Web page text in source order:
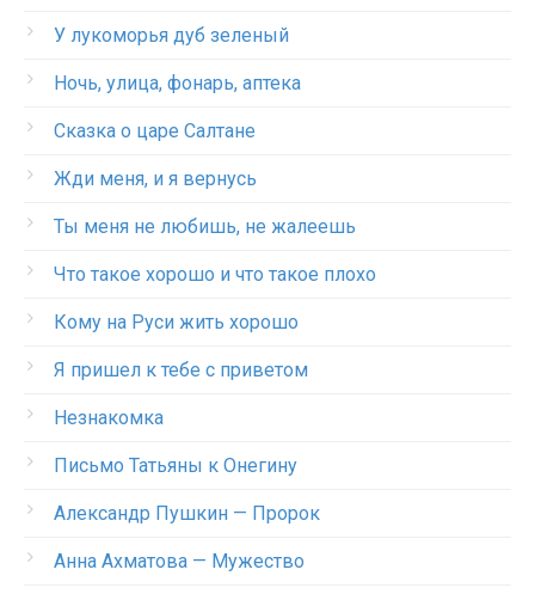
У лукоморья дуб зеленый
Ночь, улица, фонарь, аптека
Сказка о царе Салтане
Жди меня, и я вернусь
Ты меня не любишь, не жалеешь
Что такое хорошо и что такое плохо
Кому на Руси жить хорошо
Я пришел к тебе с приветом
Незнакомка
Письмо Татьяны к Онегину
Александр Пушкин — Пророк
Анна Ахматова — Мужество